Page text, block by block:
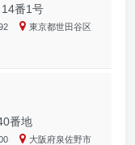
番1号
東京都世田谷区
番地
大阪府泉佐野市